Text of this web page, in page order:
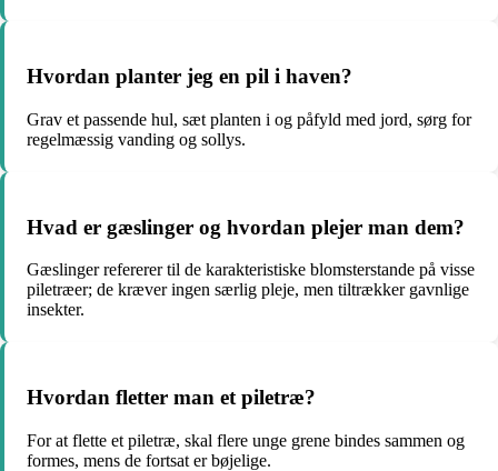
Hvordan planter jeg en pil i haven?
Grav et passende hul, sæt planten i og påfyld med jord, sørg for
regelmæssig vanding og sollys.
Hvad er gæslinger og hvordan plejer man dem?
Gæslinger refererer til de karakteristiske blomsterstande på visse
piletræer; de kræver ingen særlig pleje, men tiltrækker gavnlige
insekter.
Hvordan fletter man et piletræ?
For at flette et piletræ, skal flere unge grene bindes sammen og
formes, mens de fortsat er bøjelige.